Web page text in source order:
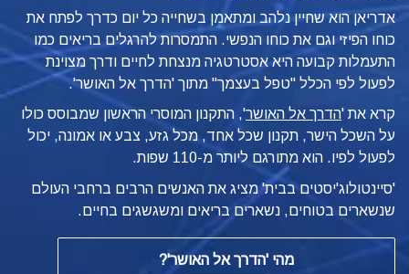
אדריאן הוא שחיין נלהב ומתאמן בשחייה כל יום כדרך לפתח את
כוחו הפיזי וגם את כוחו הנפשי. התמסרות להרגלים בריאים כמו
התעמלות קבועה היא אסטרטגיה מנצחת לחיים ודרך מצוינת
לפעול לפי הכלל "טפל בעצמך" מתוך 'הדרך אל האושר'.
קרא את 'הדרך אל האושר', התקנון המוסרי הראשון שמבוסס כולו
על השכל הישר, תקנון שכל אחד, מכל גזע, צבע או אמונה, יכול
לפעול לפיו. הוא מתורגם ליותר מ-110 שפות.
'סיינטולוג'יסטים בבית' מציג את האנשים הרבים ברחבי העולם
שנשארים בטוחים, נשארים בריאים ומשגשגים בחיים.
מהי 'הדרך אל האושר'?